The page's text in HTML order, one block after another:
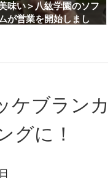
味い＞八紘学園のソフ
が営業を開始しまし
ケブラン
グに！